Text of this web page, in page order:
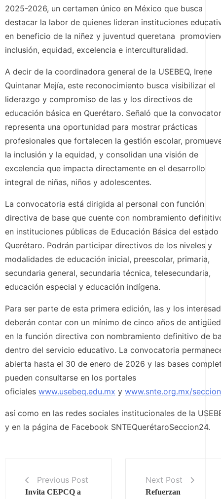
2025-2026, un certamen único en México que busca
destacar la labor de quienes lideran instituciones
en beneficio de la niñez y juventud queretana
inclusión, equidad, excelencia e interculturalidad.
A decir de la coordinadora general de la USEBEQ, Irene
Quintanar Mejía, este reconocimiento busca visibilizar el
liderazgo y compromiso de las y los directivos de
educación básica en Querétaro. Señaló que la
representa una oportunidad para mostrar prácticas
profesionales que fortalecen la gestión escolar,
la inclusión y la equidad, y consolidan una visión de
excelencia que impacta directamente en el desarrollo
integral de niñas, niños y adolescentes.
La convocatoria está dirigida al personal con función
directiva de base que cuente con nombramiento
en instituciones públicas de Educación Básica del estado
Querétaro. Podrán participar directivos de los niveles y
modalidades de educación inicial, preescolar, primaria,
secundaria general, secundaria técnica, telesecundaria,
educación especial y educación indígena.
Para ser parte de esta primera edición, las y los
deberán contar con un mínimo de cinco años de
en la función directiva con nombramiento definitivo de
dentro del servicio educativo. La convocatoria
abierta hasta el 30 de enero de 2026 y las bases
pueden consultarse en los portales
oficiales www.usebeq.edu.mx y www.snte.org.mx/
así como en las redes sociales institucionales de la
y en la página de Facebook SNTEQuerétaroSeccion24.
Previous Post
Invita CEPCQ a
Next Post
Refuerzan